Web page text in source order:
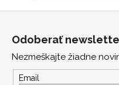
Odoberať
Nezmeškajte žiadne
Email